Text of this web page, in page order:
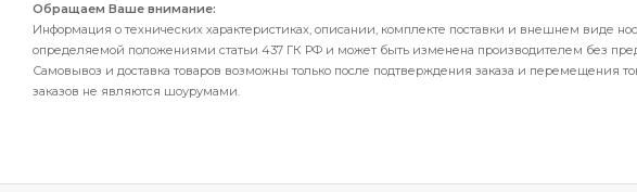
Обращаем Ваше внимание:
Информация о технических характеристиках, описании, комплекте поставки и внешнем виде
определяемой положениями статьи 437 ГК РФ и может быть изменена производителем без
Самовывоз и доставка товаров возможны только после подтверждения заказа и перемещения
заказов не являются шоурумами.